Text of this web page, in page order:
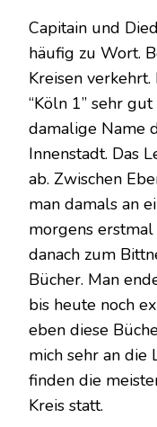
Capitain und
häufig zu Wort.
Kreisen
“Köln 1” sehr
damalige Name
Innenstadt. Das
ab. Zwischen
man damals an
morgens
danach zum
Bücher. Man
bis heute noch
eben diese
mich sehr an die
finden die
Kreis statt.